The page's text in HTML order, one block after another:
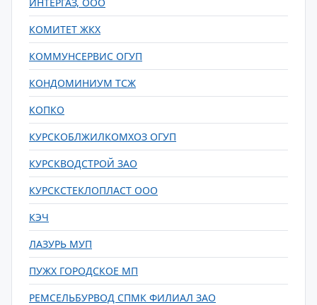
КОМИТЕТ ЖКХ
КОММУНСЕРВИС ОГУП
КОНДОМИНИУМ ТСЖ
КОПКО
КУРСКОБЛЖИЛКОМХОЗ ОГУП
КУРСКВОДСТРОЙ ЗАО
КУРСКСТЕКЛОПЛАСТ ООО
КЭЧ
ЛАЗУРЬ МУП
ПУЖХ ГОРОДСКОЕ МП
РЕМСЕЛЬБУРВОД СПМК ФИЛИАЛ ЗАО